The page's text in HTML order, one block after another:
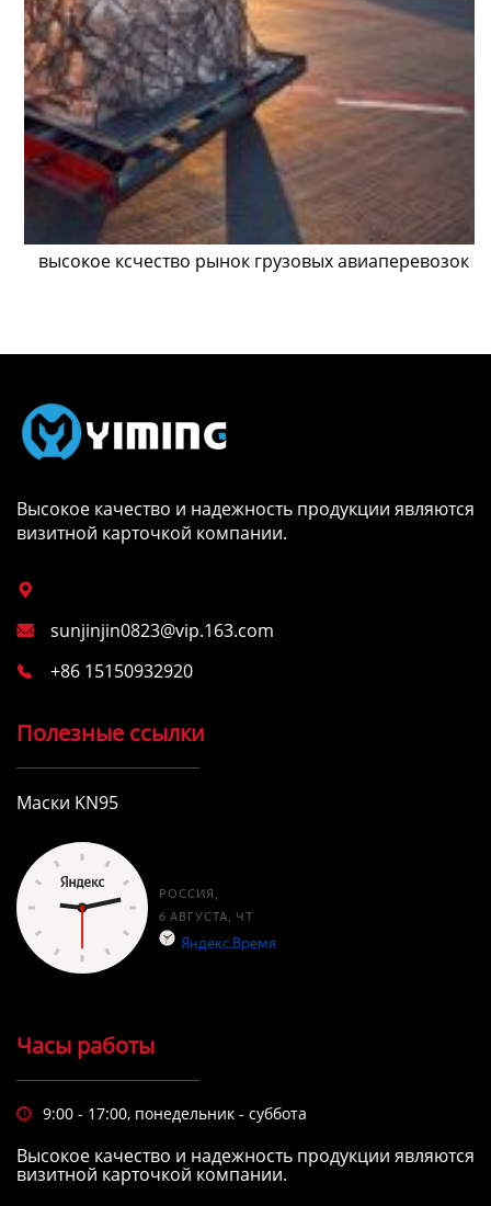
высокое ксчество рынок грузовых авиаперевозок
Высокое качество и надежность продукции являются
визитной карточкой компании.

 sunjinjin0823@vip.163.com
 +86 15150932920
Полезные ссылки
Маски KN95
Часы работы
 9:00 - 17:00, понедельник - суббота
Высокое качество и надежность продукции являются
визитной карточкой компании.